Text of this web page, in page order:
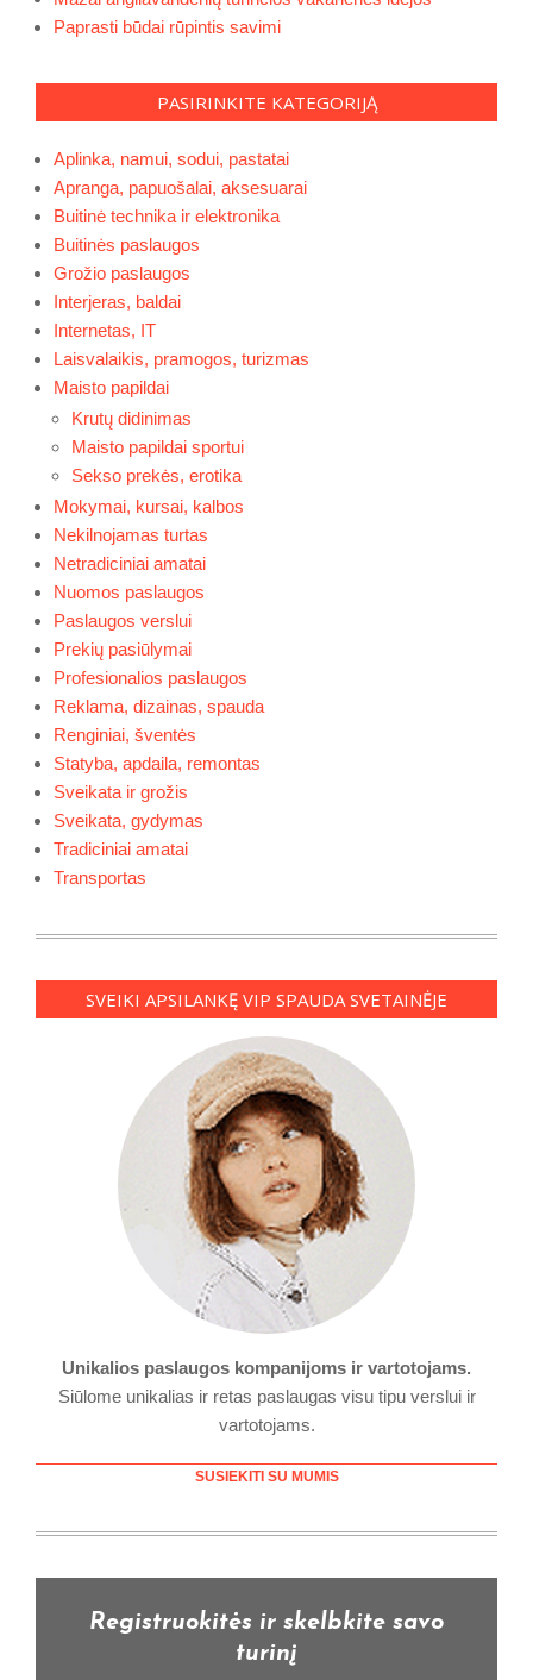
Paprasti būdai rūpintis savimi
PASIRINKITE KATEGORIJĄ
Aplinka, namui, sodui, pastatai
Apranga, papuošalai, aksesuarai
Buitinė technika ir elektronika
Buitinės paslaugos
Grožio paslaugos
Interjeras, baldai
Internetas, IT
Laisvalaikis, pramogos, turizmas
Maisto papildai
Krutų didinimas
Maisto papildai sportui
Sekso prekės, erotika
Mokymai, kursai, kalbos
Nekilnojamas turtas
Netradiciniai amatai
Nuomos paslaugos
Paslaugos verslui
Prekių pasiūlymai
Profesionalios paslaugos
Reklama, dizainas, spauda
Renginiai, šventės
Statyba, apdaila, remontas
Sveikata ir grožis
Sveikata, gydymas
Tradiciniai amatai
Transportas
SVEIKI APSILANKĘ VIP SPAUDA SVETAINĖJE
Unikalios paslaugos kompanijoms ir vartotojams.
Siūlome unikalias ir retas paslaugas visu tipu verslui ir
vartotojams.
SUSIEKITI SU MUMIS
Registruokitės ir skelbkite savo
turinį